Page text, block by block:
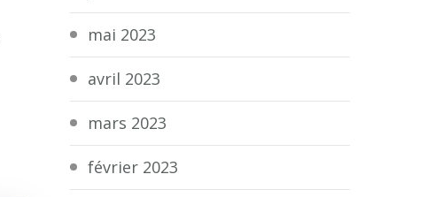
mai 2023
avril 2023
mars 2023
février 2023